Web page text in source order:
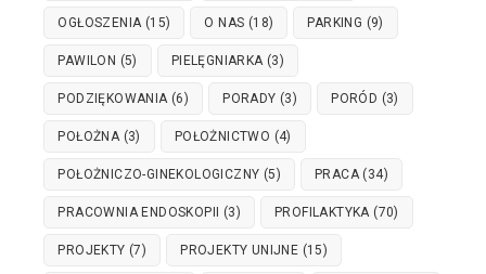
OGŁOSZENIA(15) O NAS (18) PARKING (9)
PAWILON (5) PIELĘGNIARKA(3)
PODZIĘKOWANIA(6) PORADY (3) PORÓD (3)
POŁOŻNA(3) POŁOŻNICTWO (4)
POŁOŻNICZO-GINEKOLOGICZNY (5) PRACA(34)
PRACOWNIA ENDOSKOPII (3) PROFILAKTYKA(70)
PROJEKTY (7) PROJEKTY UNIJNE (15)